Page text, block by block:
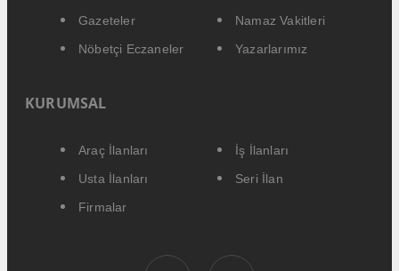
Gazeteler
Namaz Vakitleri
Nöbetçi Eczaneler
Yazarlarımız
KURUMSAL
Araç İlanları
İş İlanları
Usta İlanları
Seri İlan
Firmalar